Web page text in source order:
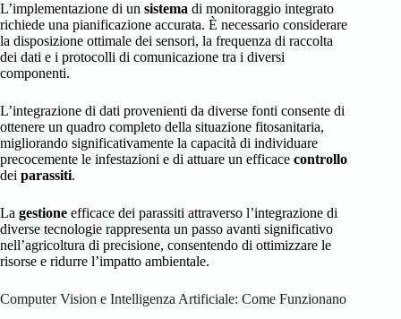
L’implementazione di un sistema di monitoraggio integrato
richiede una pianificazione accurata. È necessario considerare
la disposizione ottimale dei sensori, la frequenza di raccolta
dei dati e i protocolli di comunicazione tra i diversi
componenti.
L’integrazione di dati provenienti da diverse fonti consente di
ottenere un quadro completo della situazione fitosanitaria,
migliorando significativamente la capacità di individuare
precocemente le infestazioni e di attuare un efficace controllo
dei parassiti.
La gestione efficace dei parassiti attraverso l’integrazione di
diverse tecnologie rappresenta un passo avanti significativo
nell’agricoltura di precisione, consentendo di ottimizzare le
risorse e ridurre l’impatto ambientale.
Computer Vision e Intelligenza Artificiale: Come Funzionano